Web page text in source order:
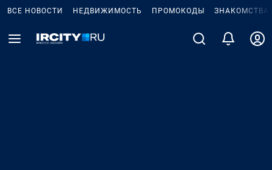
ВСЕ НОВОСТИ НЕДВИЖИМОСТЬ ПРОМОКОДЫ ЗНАКОМСТВА